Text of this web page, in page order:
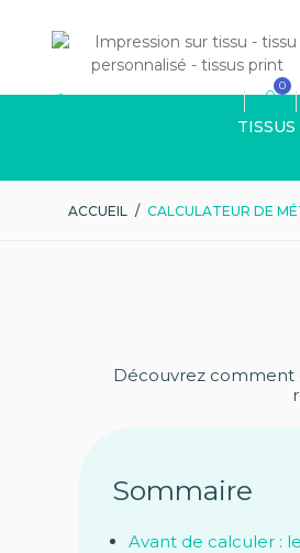
04 22 59 06 36
0
TISSUS
ACCUEIL / CALCULATEUR DE
Découvrez comment
Sommaire
Avant de calculer :